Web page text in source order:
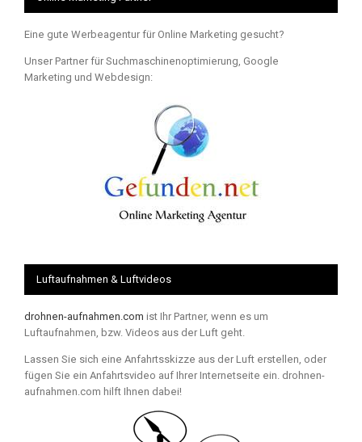
Eine gute Werbeagentur für Online Marketing gesucht?
Unser Partner für Suchmaschinenoptimierung, Google
Marketing und Webdesign:
Luftaufnahmen & Luftvideos
drohnen-aufnahmen.com ist Ihr Partner, wenn es um
Luftaufnahmen, bzw. Videos aus der Luft geht.
Lassen Sie sich eine Anfahrtsskizze aus der Luft erstellen, oder
fügen Sie ein Anfahrtsvideo auf Ihrer Internetseite ein. drohnen-
aufnahmen.com hilft Ihnen dabei!